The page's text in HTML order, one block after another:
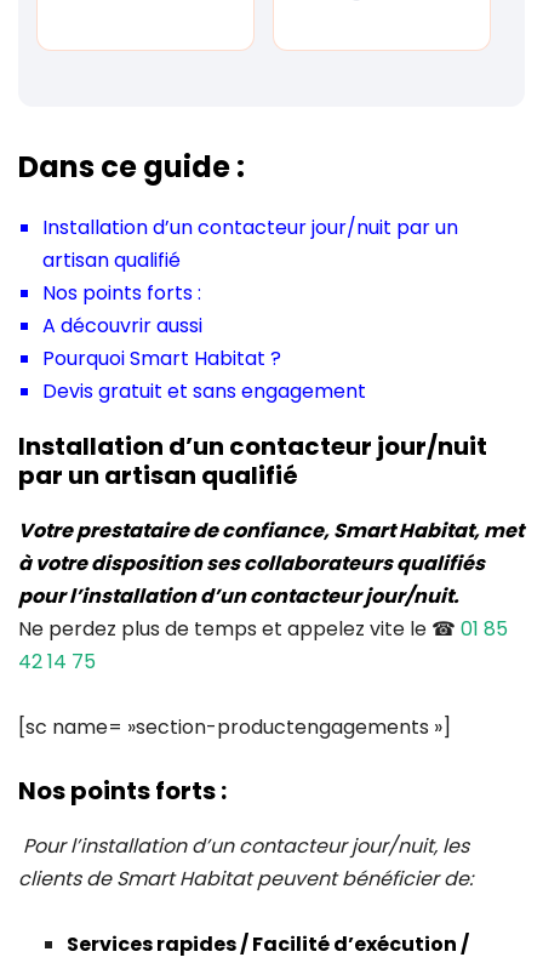
Dans ce guide :
Installation d’un contacteur jour/nuit par un
artisan qualifié
Nos points forts :
A découvrir aussi
Pourquoi Smart Habitat ?
Devis gratuit et sans engagement
Installation d’un contacteur jour/nuit
par un artisan qualifié
Votre prestataire de confiance, Smart Habitat, met
à votre disposition ses collaborateurs qualifiés
pour l’installation d’un contacteur jour/nuit.
Ne perdez plus de temps et appelez vite le ☎ 01 85
42 14 75
[sc name= »section-productengagements »]
Nos points forts :
Pour l’installation d’un contacteur jour/nuit, les
clients de Smart Habitat peuvent bénéficier de:
Services rapides / Facilité d’exécution /